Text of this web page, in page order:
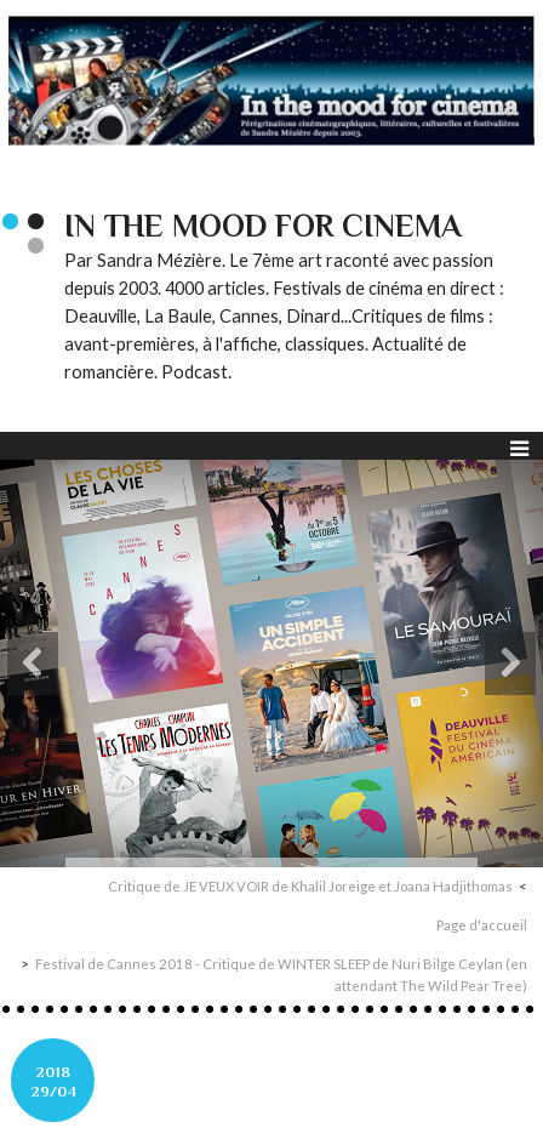
IN THE MOOD FOR CINEMA
Par Sandra Mézière. Le 7ème art raconté avec passion
depuis 2003. 4000 articles. Festivals de cinéma en direct :
Deauville, La Baule, Cannes, Dinard...Critiques de films :
avant-premières, à l'affiche, classiques. Actualité de
romancière. Podcast.
Critique de JE VEUX VOIR de Khalil Joreige et Joana Hadjithomas
Page d'accueil
Festival de Cannes 2018 - Critique de WINTER SLEEP de Nuri Bilge Ceylan (en
attendant The Wild Pear Tree)
2018
29/04